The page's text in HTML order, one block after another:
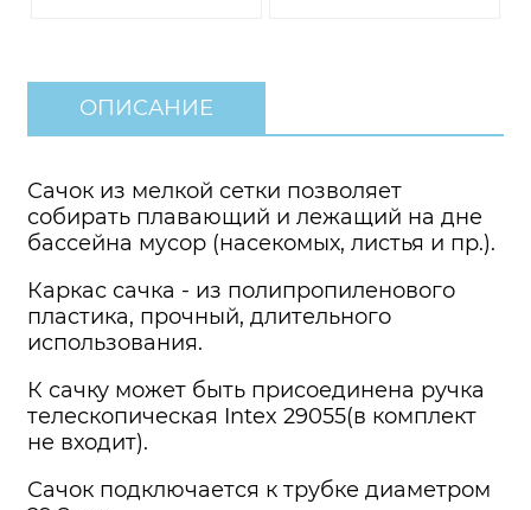
ОПИСАНИЕ
Сачок из мелкой сетки позволяет
собирать плавающий и лежащий на дне
бассейна мусор (насекомых, листья и пр.).
Каркас сачка - из полипропиленового
пластика, прочный, длительного
использования.
К сачку может быть присоединена ручка
телескопическая Intex 29055(в комплект
не входит).
Сачок подключается к трубке диаметром